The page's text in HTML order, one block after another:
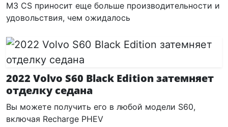
M3 CS приносит еще больше производительности и
удовольствия, чем ожидалось
2022 Volvo S60 Black Edition затемняет
отделку седана
Вы можете получить его в любой модели S60,
включая Recharge PHEV